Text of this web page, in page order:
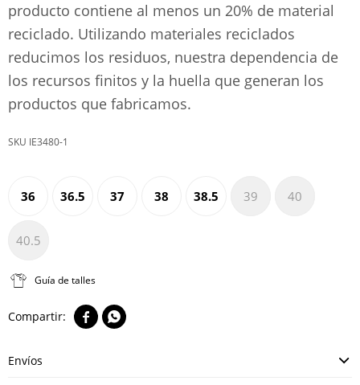
producto contiene al menos un 20% de material
reciclado. Utilizando materiales reciclados
reducimos los residuos, nuestra dependencia de
los recursos finitos y la huella que generan los
productos que fabricamos.
IE3480-1
36 36.5 37 38 38.5 39 40
40.5
Guía de talles
 
Envíos